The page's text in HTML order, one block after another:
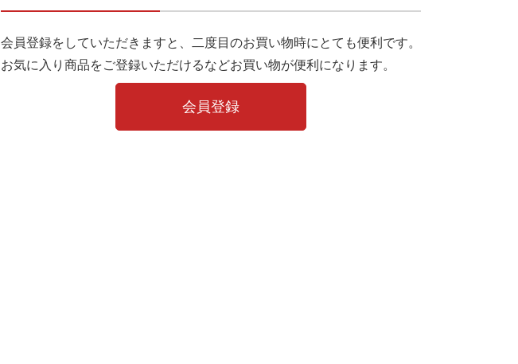
会員登録をしていただきますと、二度目のお買い物時にとても便利です。
お気に入り商品をご登録いただけるなどお買い物が便利になります。
会員登録